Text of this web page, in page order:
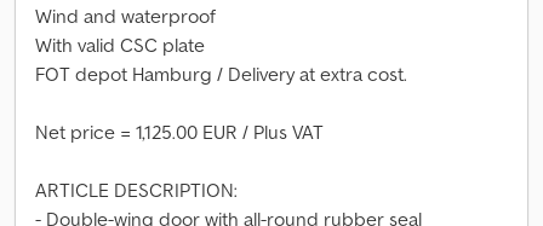
Wind and waterproof
With valid CSC plate
FOT depot Hamburg / Delivery at extra cost.
Net price = 1,125.00 EUR / Plus VAT
ARTICLE DESCRIPTION:
- Double-wing door with all-round rubber seal